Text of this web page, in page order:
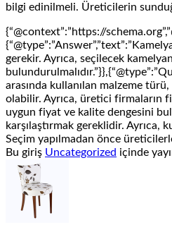
bilgi edinilmeli. Üreticilerin
{“@context”:”https://
gerekir. Ayrıca, seçilecek
arasında kullanılan malzeme
olabilir. Ayrıca, üretici firmaların
uygun fiyat ve kalite dengesini
karşılaştırmak gereklidir.
Seçim yapılmadan önce
Bu giriş Uncategorized içinde